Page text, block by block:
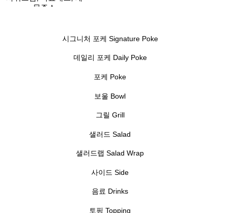
몬주스
시그니처 포케 Signature Poke
데일리 포케 Daily Poke
포케 Poke
보울 Bowl
그릴 Grill
샐러드Salad
샐러드랩Salad Wrap
사이드Side
음료 Drinks
토핑Topping